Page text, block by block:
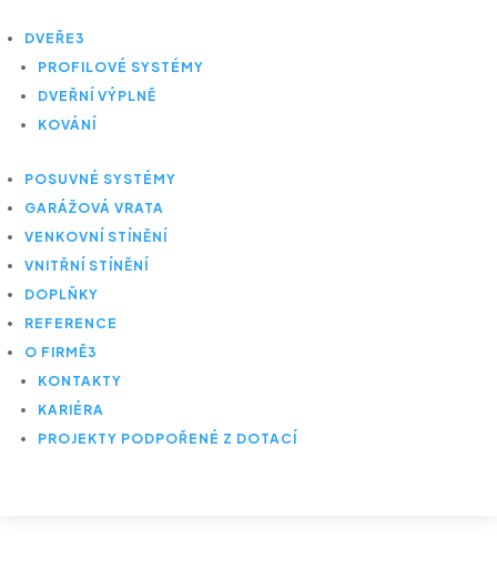
DVEŘE3
PROFILOVÉ SYSTÉMY
DVEŘNÍ VÝPLNĚ
KOVÁNÍ
POSUVNÉ SYSTÉMY
GARÁŽOVÁ VRATA
VENKOVNÍ STÍNĚNÍ
VNITŘNÍ STÍNĚNÍ
DOPLŇKY
REFERENCE
O FIRMĚ3
KONTAKTY
KARIÉRA
PROJEKTY PODPOŘENÉ Z DOTACÍ